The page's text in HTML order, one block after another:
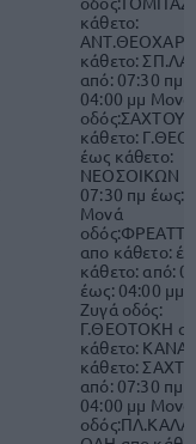
κάθετο:
κάθετο:
από: 07:30 πμ
04:00 μμ
κάθετο:
έως κάθετο:
ΝΕΟΣΟΙΚΩΝ
07:30 πμ έως:
Μονά
απο κάθετο:
κάθετο: από:
έως: 04:00 μμ
Ζυγά οδός:
Γ.ΘΕΟΤΟΚΗ
κάθετο:
κάθετο:
από: 07:30 πμ
04:00 μμ